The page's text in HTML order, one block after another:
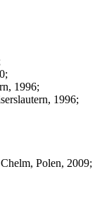
1996;
1996;
Polen, 2009;